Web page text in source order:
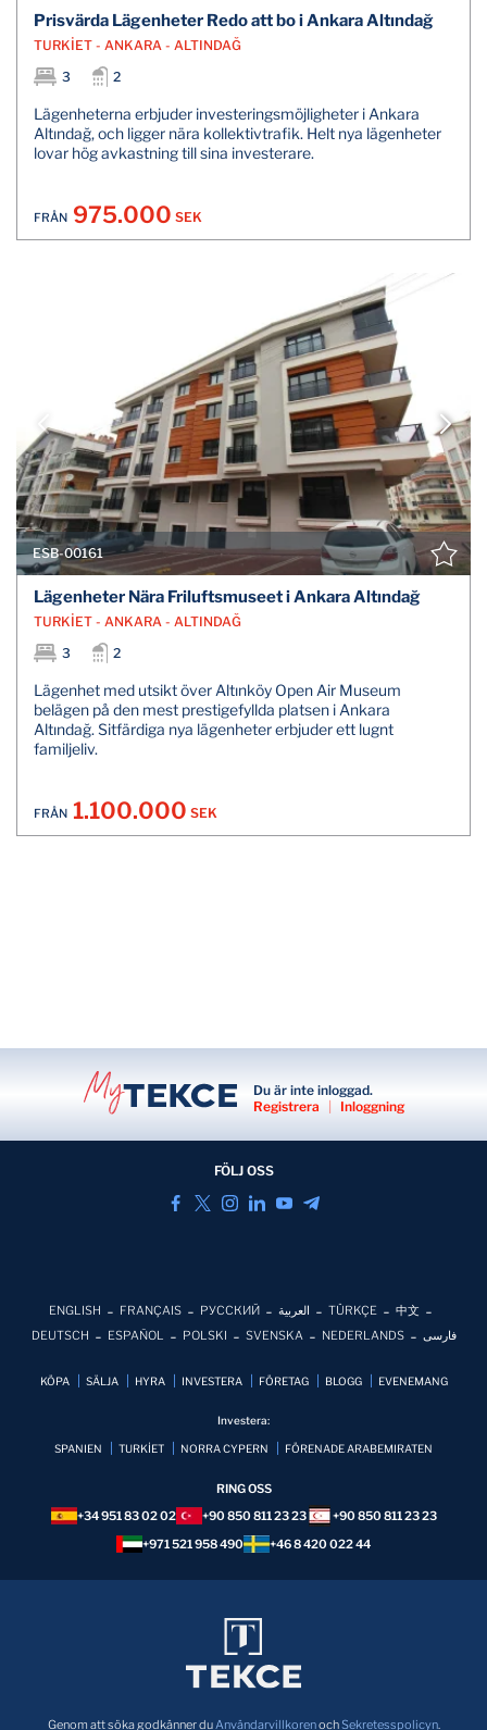
Prisvärda Lägenheter Redo att bo i Ankara Altındağ
TURKİET - ANKARA - ALTINDAĞ
3
2
Lägenheterna erbjuder investeringsmöjligheter i Ankara
Altındağ, och ligger nära kollektivtrafik. Helt nya lägenheter
lovar hög avkastning till sina investerare.
FRÅN 975.000 SEK
ESB-00161
Lägenheter Nära Friluftsmuseet i Ankara Altındağ
TURKİET - ANKARA - ALTINDAĞ
3
2
Lägenhet med utsikt över Altınköy Open Air Museum
belägen på den mest prestigefyllda platsen i Ankara
Altındağ. Sitfärdiga nya lägenheter erbjuder ett lugnt
familjeliv.
FRÅN 1.100.000 SEK
Du är inte inloggad.
Registrera
Inloggning
FÖLJ OSS
ENGLISH FRANÇAIS РУССКИЙ العربية TÜRKÇE
中文
DEUTSCH
ESPAÑOL POLSKI SVENSKA NEDERLANDS فارسی
KÖPA SÄLJA HYRA INVESTERA FÖRETAG BLOGG EVENEMANG
Investera:
SPANIEN TURKİET NORRA CYPERN FÖRENADE ARABEMIRATEN
RING OSS
+34 951 83 02 02
+90 850 811 23 23
+90 850 811 23 23
+971 521 958 490
+46 8 420 022 44
Genom att söka godkänner duAnvändarvillkorenochSekretesspolicyn.